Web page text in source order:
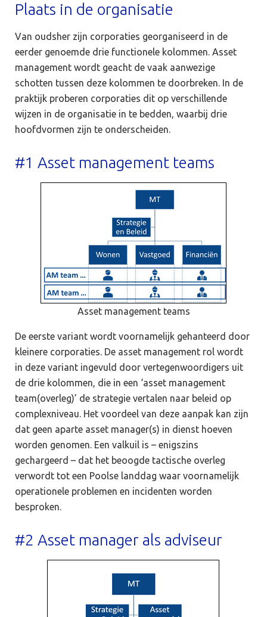
Plaats in de organisatie
Van oudsher zijn corporaties georganiseerd in de
eerder genoemde drie functionele kolommen. Asset
management wordt geacht de vaak aanwezige
schotten tussen deze kolommen te doorbreken. In de
praktijk proberen corporaties dit op verschillende
wijzen in de organisatie in te bedden, waarbij drie
hoofdvormen zijn te onderscheiden.
#1 Asset management teams
Asset management teams
De eerste variant wordt voornamelijk gehanteerd door
kleinere corporaties. De asset management rol wordt
in deze variant ingevuld door vertegenwoordigers uit
de drie kolommen, die in een ‘asset management
team(overleg)’ de strategie vertalen naar beleid op
complexniveau. Het voordeel van deze aanpak kan zijn
dat geen aparte asset manager(s) in dienst hoeven
worden genomen. Een valkuil is – enigszins
gechargeerd – dat het beoogde tactische overleg
verwordt tot een Poolse landdag waar voornamelijk
operationele problemen en incidenten worden
besproken.
#2 Asset manager als adviseur